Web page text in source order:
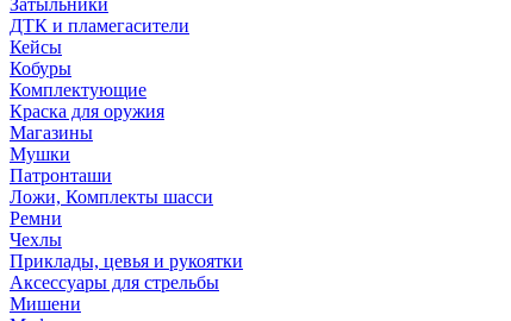
Затыльники
ДТК и пламегасители
Кейсы
Кобуры
Комплектующие
Краска для оружия
Магазины
Мушки
Патронташи
Ложи, Комплекты шасси
Ремни
Чехлы
Приклады, цевья и рукоятки
Аксессуары для стрельбы
Мишени